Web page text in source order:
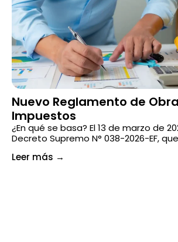
Nuevo Reglamento de
Impuestos
¿En qué se basa? El 13 de marzo de
Decreto Supremo N° 038-2026-EF,
Leer más →